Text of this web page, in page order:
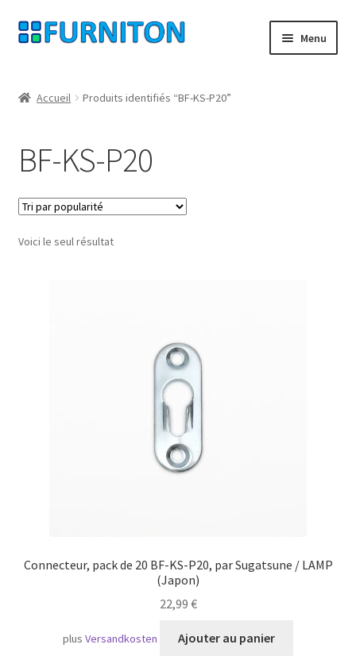
Aller
à
navigation
Aller
au
Menu
Protection des données
Droit de rétractation
Contact
Accueil Produits identifiés “BF-KS-P20”
BF-KS-P20
Voici le seul résultat
Connecteur, pack de 20 BF-KS-P20, par Sugatsune / LAMP
(Japon)
22,99 €
plusVersandkosten Ajouter au panier